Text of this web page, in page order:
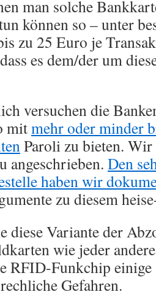
man solche
können so – unter
zu 25 Euro je
es dem/der um
versuchen die
mitmehr oder minder
Paroli zu bieten.
angeschrieben. Den
haben wir
zu diesem
diese Variante der
wie jeder
RFID-Funkchip einige
Gefahren.